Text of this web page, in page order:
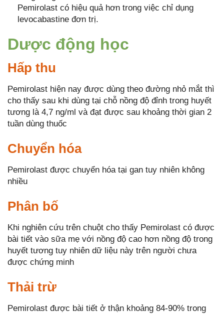
Pemirolast có hiệu quả hơn trong việc chỉ dụng
levocabastine đơn trị.
Dược động học
Hấp thu
Pemirolast hiện nay được dùng theo đường nhỏ mắt thì
cho thấy sau khi dùng tại chỗ nồng độ đỉnh trong huyết
tương là 4,7 ng/ml và đạt được sau khoảng thời gian 2
tuần dùng thuốc
Chuyển hóa
Pemirolast được chuyển hóa tại gan tuy nhiên không
nhiều
Phân bố
Khi nghiên cứu trên chuột cho thấy Pemirolast có được
bài tiết vào sữa mẹ với nồng độ cao hơn nồng độ trong
huyết tương tuy nhiên dữ liệu này trên người chưa
được chứng minh
Thải trừ
Pemirolast được bài tiết ở thận khoảng 84-90% trong